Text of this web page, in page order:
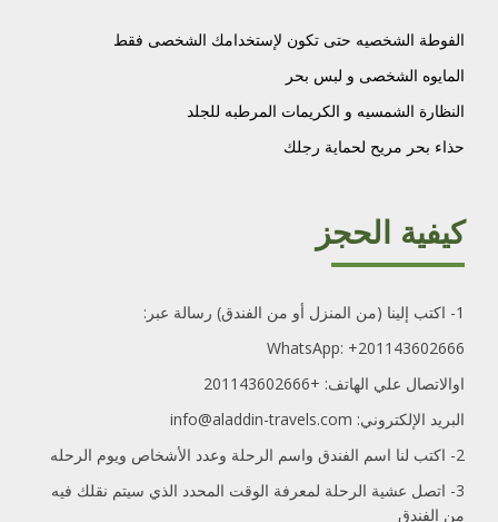
الفوطة الشخصيه حتى تكون لإستخدامك الشخصى فقط
المايوه الشخصى و لبس بحر
النظارة الشمسيه و الكريمات المرطبه للجلد
حذاء بحر مريح لحماية رجلك
كيفية الحجز
1- اكتب إلينا (من المنزل أو من الفندق) رسالة عبر:
WhatsApp: +201143602666
اوالاتصال علي الهاتف: +201143602666
البريد الإلكتروني: info@aladdin-travels.com
2- اكتب لنا
اسم الفندق واسم الرحلة وعدد الأشخاص ويوم الرحله
3- اتصل عشية الرحلة لمعرفة الوقت المحدد الذي سيتم نقلك فيه
من الفندق